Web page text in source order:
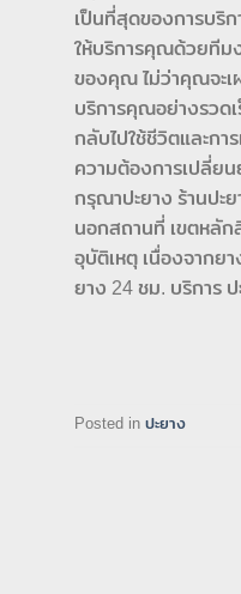
เป็นที่สุดของการบริก
ให้บริการคุณด้วยทีม
ของคุณ ไม่ว่าคุณจะเ
บริการคุณอย่างรวด
กลับไปใช้ชีวิตและก
ความต้องการเปลี่ย
กรุณาปะยาง ร้านปะ
นอกสถานที่ เขตหลัก
อุบัติเหตุ เนื่องจากย
ยาง 24 ชม. บริการ
Posted in ปะยาง